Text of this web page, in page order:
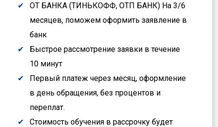
ОТ БАНКА (ТИНЬКОФФ, ОТП БАНК) На 3/6
месяцев, поможем оформить заявление в
банк
Быстрое рассмотрение заявки в течение
10 минут
Первый платеж через месяц, оформление
в день обращения, без процентов и
переплат.
Стоимость обучения в рассрочку будет